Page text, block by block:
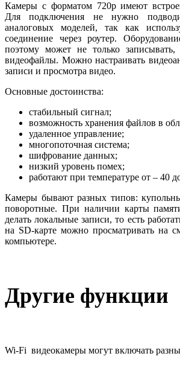
Камеры с форматом 720р имеют
Для подключения не нужно
аналоговых моделей, так как
соединение через роутер.
поэтому может не только
видеофайлы. Можно настраивать
записи и просмотра видео.
Основные достоинства:
стабильный сигнал;
возможность хранения файлов в
удаленное управление;
многопоточная система;
шифрование данных;
низкий уровень помех;
работают при температуре от – 40
Камеры бывают разных типов:
поворотные. При наличии карты
делать локальные записи, то есть
на SD-карте можно просматривать на
компьютере.
Другие функции
Wi-Fi видеокамеры могут включать